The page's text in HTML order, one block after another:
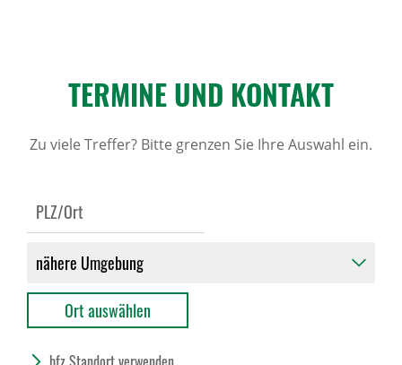
TERMINE UND KONTAKT
Zu viele Treffer? Bitte grenzen Sie Ihre Auswahl ein.